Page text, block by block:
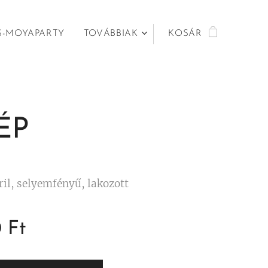
MOYAPARTY TOVÁBBIAK KOSÁR
selyemfényű, lakozott
Ft